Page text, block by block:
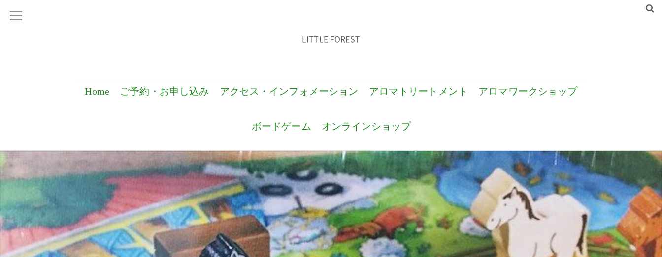
LITTLE FOREST
Home ご予約・お申し込み アクセス・インフォメーション アロマトリートメント アロマワークショップ
ボードゲーム オンラインショップ